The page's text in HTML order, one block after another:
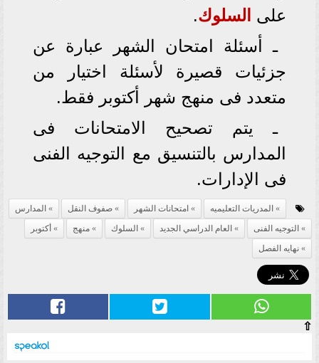
على السلوك.
ـ أسئلة امتحان الشهر عبارة عن
جزئيات قصيرة لأسئلة اختيار من
متعدد فى منهج شهر أكتوبر فقط.
ـ يتم تصحيح الامتحانات فى
المدارس بالتنسيق مع التوجيه الفنى
فى الإدارات.
المدريات التعليميه امتحانات الشهر صفوف النقل
المدارس
التوجيه الفنى
العام الدراسي الجديد السلوك منهج
أكتوبر
نهايه الفصل
⇧